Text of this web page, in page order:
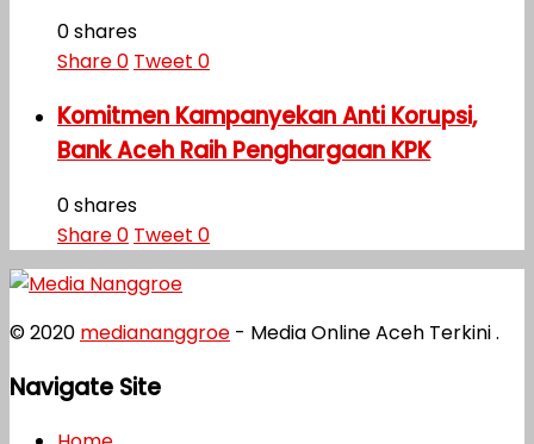
0 shares
Share0 Tweet 0
Komitmen Kampanyekan Anti Korupsi,
Bank Aceh Raih Penghargaan KPK
0 shares
Share0 Tweet 0
© 2020 mediananggroe - Media Online Aceh Terkini .
Navigate Site